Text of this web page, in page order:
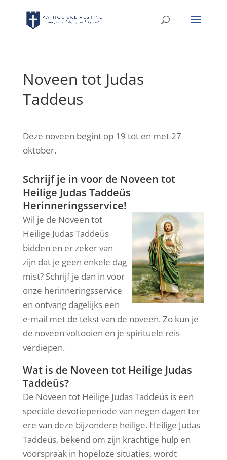
Noveen tot Judas
Taddeus
Deze noveen begint op 19 tot en met 27
oktober.
Schrijf je in voor de Noveen tot
Heilige Judas Taddeüs
Herinneringsservice!
Wil je de Noveen tot
Heilige Judas Taddeüs
bidden en er zeker van
zijn dat je geen enkele dag
mist? Schrijf je dan in voor
onze herinneringsservice
en ontvang dagelijks een
e-mail met de tekst van de noveen. Zo kun je
de noveen voltooien en je spirituele reis
verdiepen.
Wat is de Noveen tot Heilige Judas
Taddeüs?
De Noveen tot Heilige Judas Taddeüs is een
speciale devotieperiode van negen dagen ter
ere van deze bijzondere heilige. Heilige Judas
Taddeüs, bekend om zijn krachtige hulp en
voorspraak in hopeloze situaties, wordt